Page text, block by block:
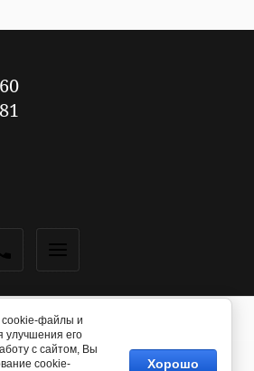
сайтовв студии Мегагрупп.
cookie-файлы и
улучшения его
с сайтом, Вы
cookie-
Хорошо